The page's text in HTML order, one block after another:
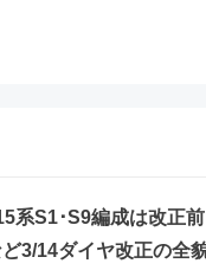
系S1･S9編成は改正
3/14ダイヤ改正の全